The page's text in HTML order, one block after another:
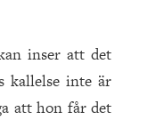
inser att det
kallelse inte är
att hon får det